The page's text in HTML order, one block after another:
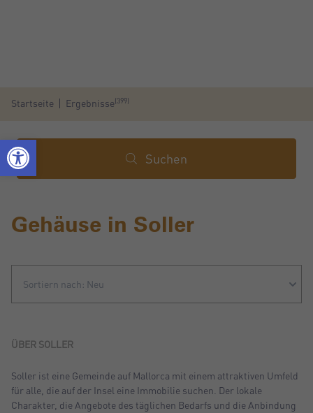
Startseite Ergebnisse(399)
Suchen
Gehäuse in Soller
Sortiern nach: Neu
Sortiern nach: Preis absteigend
Sortiern nach: Meist besuchte
ÜBER SOLLER
Soller ist eine Gemeinde auf Mallorca mit einem attraktiven Umfeld
für alle, die auf der Insel eine Immobilie suchen. Der lokale
Charakter, die Angebote des täglichen Bedarfs und die Anbindung